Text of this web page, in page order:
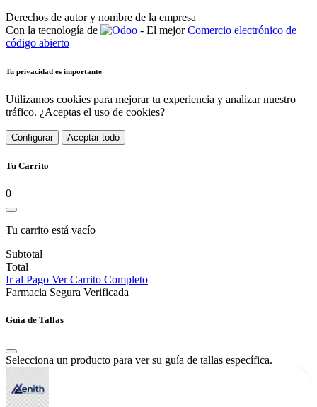
Derechos de autor y nombre de la empresa
Con la tecnología de
- El mejorComercio electrónico de
código abierto
Tu privacidad es importante
Utilizamos cookies para mejorar tu experiencia y analizar nuestro
tráfico. ¿Aceptas el uso de cookies?
Configurar Aceptar todo
Tu Carrito
0
Tu carrito está vacío
Subtotal
Total
Ir al Pago Ver Carrito Completo
Farmacia Segura Verificada
Guía de Tallas
Selecciona un producto para ver su guía de tallas específica.